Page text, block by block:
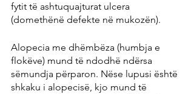
fytit të ashtuquajturat ulcera
(domethënë defekte në mukozën).
Alopecia me dhëmbëza (humbja e
flokëve) mund të ndodhë ndërsa
sëmundja përparon. Nëse lupusi është
shkaku i alopecisë, kjo mund të